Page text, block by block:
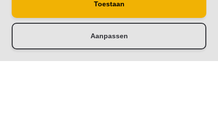
Raamdecoratie33 | Thuis in raamdecoratie
Toestaan
Aanpassen